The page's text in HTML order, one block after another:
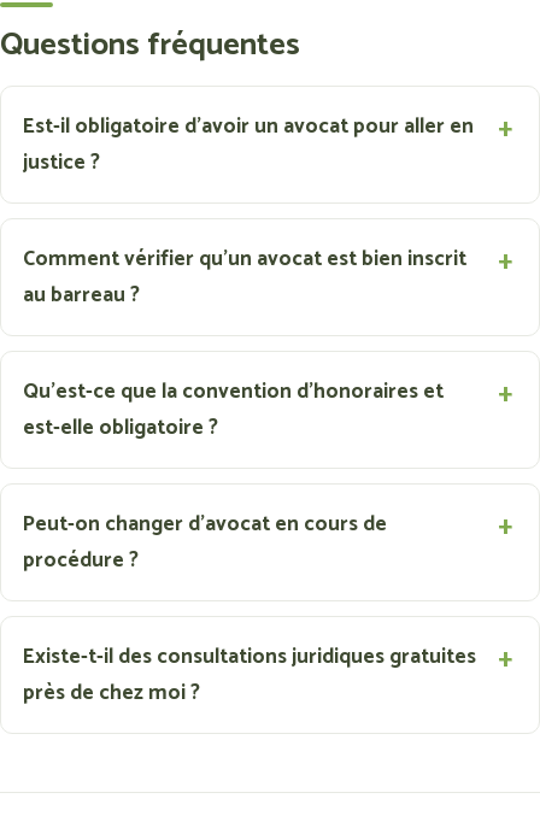
Questions fréquentes
Est-il obligatoire d'avoir un avocat pour aller en
justice ?
Comment vérifier qu'un avocat est bien inscrit
au barreau ?
Qu'est-ce que la convention d'honoraires et
est-elle obligatoire ?
Peut-on changer d'avocat en cours de
procédure ?
Existe-t-il des consultations juridiques gratuites
près de chez moi ?